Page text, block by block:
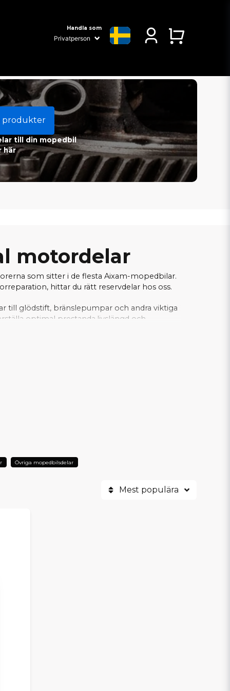
Handla som
produkter
till din mopedbil
här
motordelar
som sitter i de flesta Aixam-mopedbilar.
hittar du rätt reservdelar hos oss.
till glödstift, bränslepumpar och andra viktiga
optimal prestanda,livslängd och
Övriga mopedbilsdelar
Mest populära